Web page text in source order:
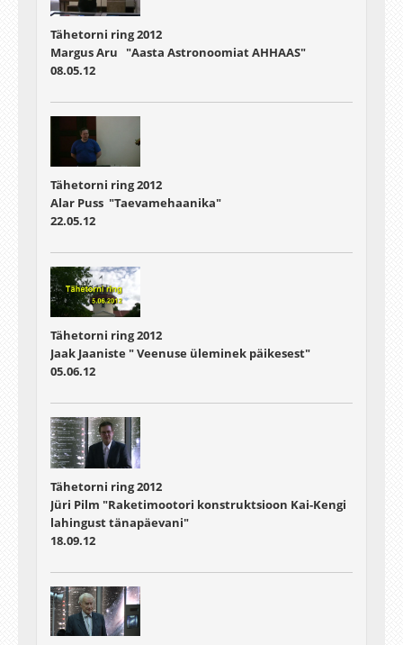
Tähetorni ring 2012
Margus Aru "Aasta Astronoomiat AHHAAS"
08.05.12
Tähetorni ring 2012
Alar Puss "Taevamehaanika"
22.05.12
Tähetorni ring 2012
Jaak Jaaniste " Veenuse üleminek päikesest"
05.06.12
Tähetorni ring 2012
Jüri Pilm "Raketimootori konstruktsioon Kai-Kengi
lahingust tänapäevani"
18.09.12